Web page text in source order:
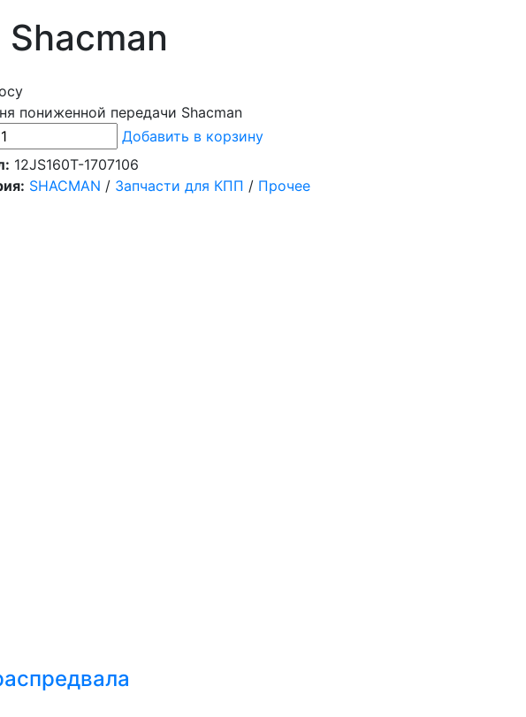
пониженной передачи Shacman
Добавить в корзину
12JS160T-1707106
SHACMAN / Запчасти для КПП / Прочее